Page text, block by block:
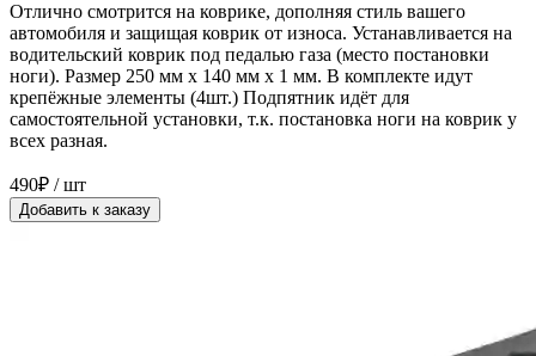
Отлично смотрится на коврике, дополняя стиль вашего
автомобиля и защищая коврик от износа. Устанавливается на
водительский коврик под педалью газа (место постановки
ноги). Размер 250 мм x 140 мм x 1 мм. В комплекте идут
крепёжные элементы (4шт.) Подпятник идёт для
самостоятельной установки, т.к. постановка ноги на коврик у
всех разная.
490₽ / шт
Добавить к заказу